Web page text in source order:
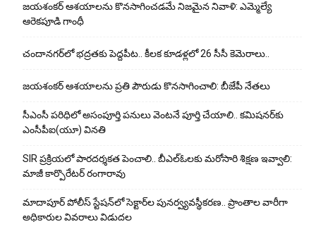
జయశంకర్ ఆశయాలను కొనసాగించడమే నిజమైన నివాళి: ఎమ్మెల్యే
ఆరెక‌పూడి గాంధీ
చందానగర్‌లో భద్రతకు పెద్దపీట.. కీలక కూడళ్లలో 26 సీసీ కెమెరాలు..
జయశంకర్ ఆశయాలను ప్రతి పౌరుడు కొనసాగించాలి: బీజేపీ నేతలు
సీఎంసీ పరిధిలో అసంపూర్తి పనులు వెంటనే పూర్తి చేయాలి.. కమిషనర్‌కు
ఎంసీపీఐ(యూ) వినతి
SIR ప్రక్రియలో పారదర్శకత పెంచాలి.. బీఎల్ఓలకు మరోసారి శిక్షణ ఇవ్వాలి:
మాజీ కార్పొరేటర్ రంగారావు
మాదాపూర్ పోలీస్‌ స్టేషన్‌లో సెక్టార్‌ల పునర్వ్యవస్థీకరణ.. ప్రాంతాల వారీగా
అధికారుల వివరాలు విడుదల